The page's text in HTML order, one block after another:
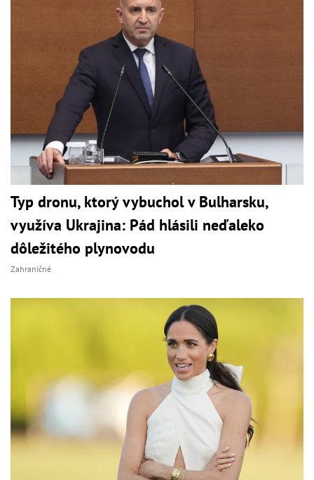
Typ dronu, ktorý vybuchol v Bulharsku,
využíva Ukrajina: Pád hlásili neďaleko
dôležitého plynovodu
Zahraničné